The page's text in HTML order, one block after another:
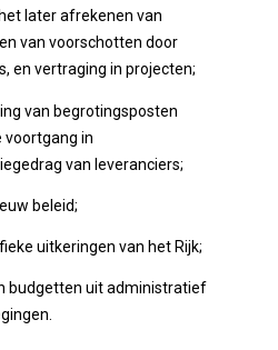
later afrekenen van
van voorschotten door
en vertraging in projecten;
van begrotingsposten
voortgang in
van leveranciers;
beleid;
uitkeringen van het Rijk;
budgetten uit administratief